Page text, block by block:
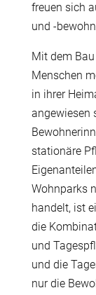
freuen sich
und -
Mit dem
Menschen
in ihrer
angewiesen
stationäre
Wohnparks
handelt, ist
die
und
und die
nur die